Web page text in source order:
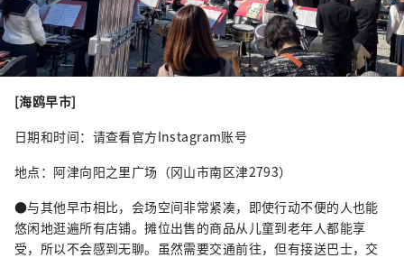
[海鸥早市]
日期和时间：请查看官方Instagram账号
地点：阿津向阳之里广场（冈山市南区津2793）
●与其他早市相比，会场空间非常紧凑，即使行动不便的人也能
悠闲地逛遍所有店铺。摊位出售的商品从儿童到老年人都能享
受，所以不会感到无聊。虽然需要交通前往，但有接送巴士，交